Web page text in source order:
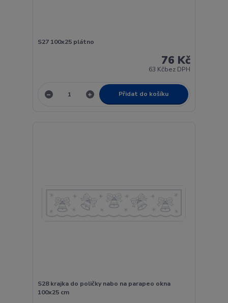
S27 100x25 plátno
76 Kč
63 Kčbez DPH
Přidat do košíku
S28 krajka do poličky nabo na parapeo okna
100x25 cm